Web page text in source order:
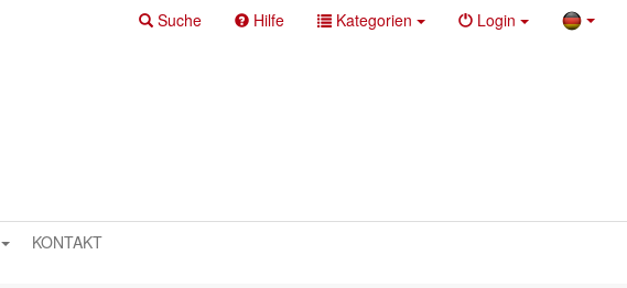
Suche Hilfe Kategorien Login
KONTAKT